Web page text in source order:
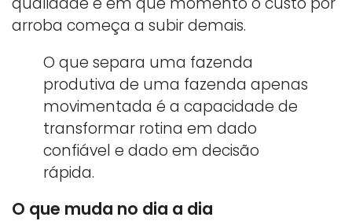
arroba começa a subir demais.
O que separa uma fazenda
produtiva de uma fazenda apenas
movimentada é a capacidade de
transformar rotina em dado
confiável e dado em decisão
rápida.
O que muda no dia a dia